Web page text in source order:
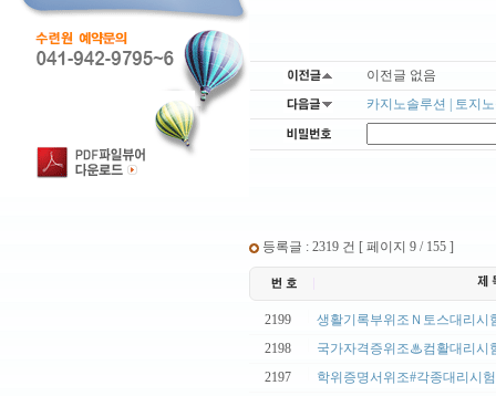
이전글 없음
카지노솔루션 | 토지
등록글 : 2319 건 [ 페이지 9 / 155 ]
2199
생활기록부위조Ｎ토스대리시
2198
국가자격증위조♨컴활대리시
2197
학위증명서위조#각종대리시